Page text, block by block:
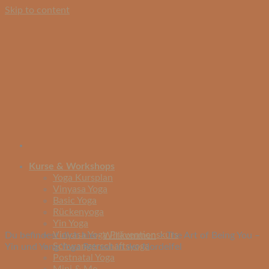
Skip to content
Kurse & Workshops
Yoga Kursplan
Vinyasa Yoga
Basic Yoga
Rückenyoga
Yin Yoga
Vinyasa Yoga Präventionskurs
Schwangerschaftsyoga
Postnatal Yoga
Du befindest dich hier:Willkommen>The Art of Being You –
Yin und Yang Yoga Retreat in der Nordeifel